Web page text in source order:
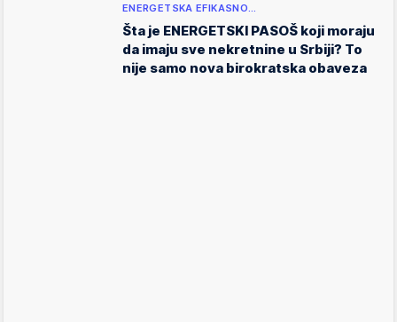
ENERGETSKA EFIKASNO…
Šta je ENERGETSKI PASOŠ koji moraju
da imaju sve nekretnine u Srbiji? To
nije samo nova birokratska obaveza